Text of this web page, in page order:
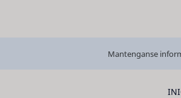
Mantenganse